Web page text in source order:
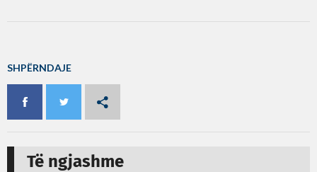
SHPËRNDAJE
Të ngjashme